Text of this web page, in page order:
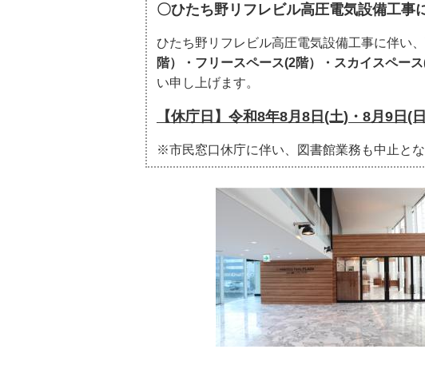
〇ひたち野リフレビル高圧電気設備工事
ひたち野リフレビル高圧電気設備工事に伴い
階）・フリースペース(2階）・スカイスペー
い申し上げます。
【休庁日】令和8年8月8日(土)・8月9日(
※市民窓口休庁に伴い、図書館業務も中止と